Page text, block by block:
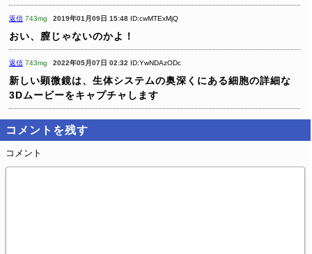
返信 743mg 2019年01月09日 15:48 ID:cwMTExMjQ
おい、膣じゃないのかよ！
返信 743mg 2022年05月07日 02:32 ID:YwNDAzODc
新しい顕微鏡は、生体システムの奥深くにある細胞の詳細な
3Dムービーをキャプチャします
コメントを残す
コメント